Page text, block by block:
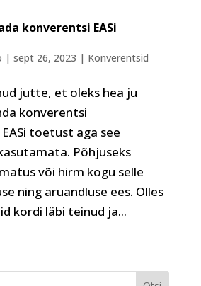
konverentsi EASi
| sept 26, 2023 | Konverentsid
jutte, et oleks hea ju
konverentsi
toetust aga see
Põhjuseks
või hirm kogu selle
ning aruandluse ees. Olles
kordi läbi teinud ja...